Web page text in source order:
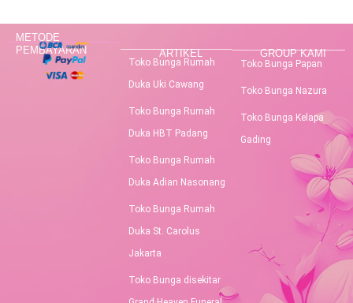
METODE
PEMBAYARAN
ARTIKEL
Toko Bunga Rumah
Duka Uki Cawang
Toko Bunga Rumah
Duka HBT Padang
Toko Bunga Rumah
Duka Adian Nasonang
Toko Bunga Rumah
Duka St. Carolus
Jakarta
Toko Bunga disekitar
GROUP KAMI
Toko Bunga Papan
Toko Bunga Nazura
Toko Bunga Kelapa
Gading